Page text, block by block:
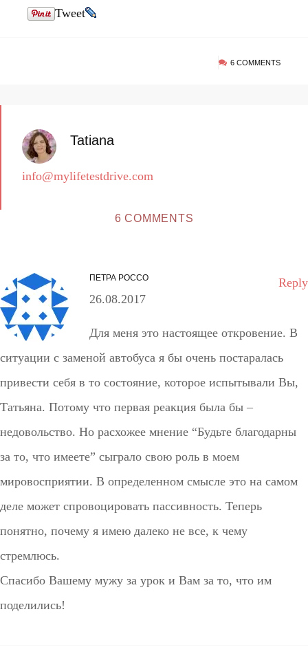
Tweet
6 COMMENTS
Tatiana
info@mylifetestdrive.com
6 COMMENTS
ПЕТРА РОССО
26.08.2017
Для меня это настоящее откровение. В
ситуации с заменой автобуса я бы очень постаралась
привести себя в то состояние, которое испытывали Вы,
Татьяна. Потому что первая реакция была бы –
недовольство. Но расхожее мнение “Будьте благодарны
за то, что имеете” сыграло свою роль в моем
мировосприятии. В определенном смысле это на самом
деле может спровоцировать пассивность. Теперь
понятно, почему я имею далеко не все, к чему
стремлюсь.
Спасибо Вашему мужу за урок и Вам за то, что им
поделились!
Reply